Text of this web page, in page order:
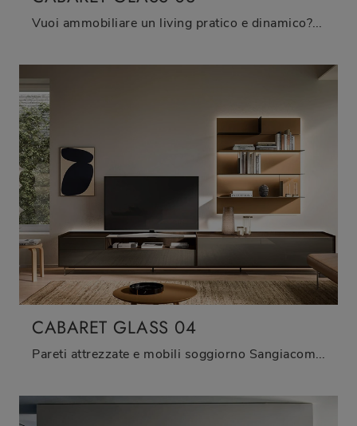
Vuoi ammobiliare un living pratico e dinamico? Ti offriamo la parete attrezzata Cabaret Glass 03 Sangiacomo dalle linee decise moderne.
CABARET GLASS 04
Pareti attrezzate e mobili soggiorno Sangiacomo: clicca e scopri il modello Cabaret Glass 04 e potrai completare stanze moderne di ogni tipo.